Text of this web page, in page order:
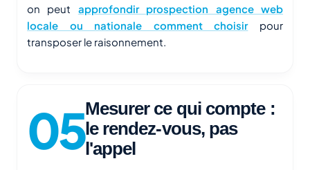
on peut approfondir prospection agence web
locale ou nationale comment choisirpour
transposer le raisonnement.
Mesurer ce qui compte :
le rendez-vous, pas
l'appel